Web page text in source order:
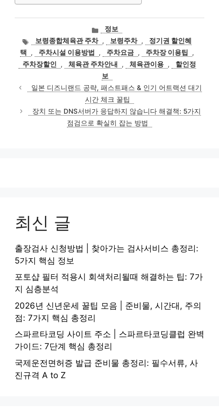
카
고
리
정보
태보령종합체육관 주차 , 보령주차 ,
정기권 할인혜
택
, 주차시설 이용방법 , 주차요금 , 주차장 이용팁
,
주차장할인
, 체육관 주차안내 , 체육관이용 ,
할인정
보
일본 디즈니랜드 공략, 패스트패스 & 인기 어트랙션 대기
시간 체크 꿀팁
장치 또는 DNS서버가 응답하지 않습니다 해결책: 5가지
점검으로 확실히 잡는 방법
최신 글
출장검사 신청방법 | 찾아가는 검사서비스 총정리:
5가지 핵심 정보
포토샵 필터 적용시 회색처리될때 해결하는 팁: 7가
지 심층분석
2026년 신년운세 꿀팁 모음 | 준비물, 시간대, 주의
점: 7가지 핵심 총정리
스파르타코딩 사이트 주소 | 스파르타코딩클럽 완벽
가이드: 7단계 핵심 총정리
국제운전면허증 발급 준비물 총정리: 필수서류, 사
진규격 A to Z